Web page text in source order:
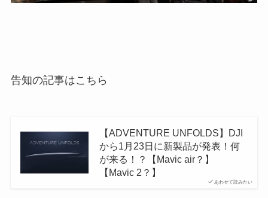
告知の記事はこちら
あわせて読みたい
【ADVENTURE UNFOLDS】DJI
から1月23日に新製品が発表！何
が来る！？【Mavic air？】
【Mavic 2？】